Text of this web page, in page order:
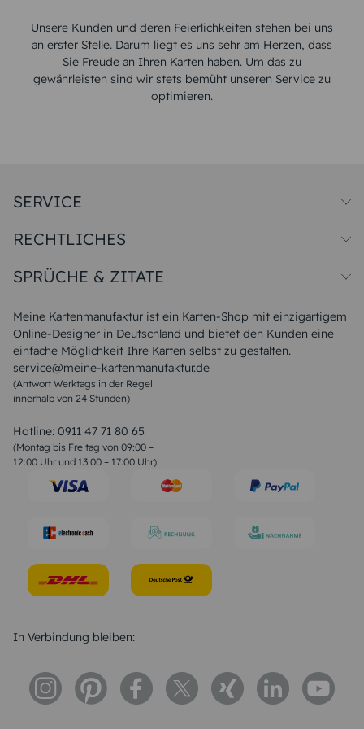
Unsere Kunden und deren Feierlichkeiten stehen bei uns
an erster Stelle. Darum liegt es uns sehr am Herzen, dass
Sie Freude an Ihren Karten haben. Um das zu
gewährleisten sind wir stets bemüht unseren Service zu
optimieren.
Meine Kartenmanufaktur ist ein Karten-Shop mit einzigartigem
Online-Designer in Deutschland und bietet den Kunden eine
einfache Möglichkeit Ihre Karten selbst zu gestalten.
service@meine-kartenmanufaktur.de
(Antwort Werktags in der Regel
innerhalb von 24 Stunden)
Hotline: 0911 47 71 80 65
(Montag bis Freitag von 09:00 –
12:00 Uhr und 13:00 – 17:00 Uhr)
SERVICE
Papiersorten
Unsere Produktion
Magazin
FAQ
RECHTLICHES
Widerrufsbelehrung
SPRÜCHE & ZITATE
Liebeskummer Sprüche
Sommer Sprüche
Muttertagssprüche
Sprüche zur Hochzeit
Sprüche zur Konfirmation & Kommunion
Weihnachtsgedichte
Liebessprüche
Geburtstagssprüche
Trauersprüche
Konfirmation Glückwünsche
In Verbindung bleiben: